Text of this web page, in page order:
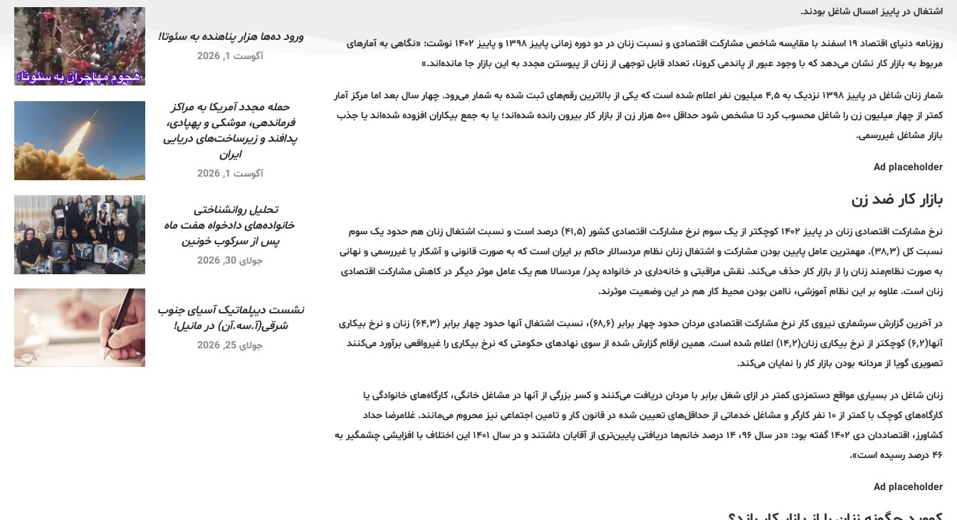
اشتغال در پاییز امسال شاغل بودند.
روزنامه دنیای اقتصاد ۱۹ اسفند با مقایسه شاخص مشارکت اقتصادی و نسبت زنان در دو دوره زمانی پاییز ۱۳۹۸ و پاییز ۱۴۰۲ نوشت: «نگاهی به آمار‌های
مربوط به بازار کار نشان می‌دهد که با وجود عبور از پاندمی کرونا، تعداد قابل توجهی از زنان از پیوستن مجدد به این بازار جا مانده‌اند.»
شمار زنان شاغل در پاییز ۱۳۹۸ نزدیک به ۴٬۵ میلیون نفر اعلام شده است که یکی از بالاترین رقم‌های ثبت شده به شمار می‌رود. چهار سال بعد اما مرکز آمار
کمتر از چهار میلیون زن را شاغل محسوب کرد تا مشخص شود حداقل ۵۰۰ هزار زن از بازار کار بیرون رانده شده‌اند؛ یا به جمع بیکاران افزوده شده‌اند یا جذب
بازار مشاغل غیررسمی.
Ad placeholder
بازار کار ضد زن
نرخ مشارکت اقتصادی زنان در پاییز ۱۴۰۲ کوچکتر از یک سوم نرخ مشارکت اقتصادی کشور (۴۱٬۵) درصد است و نسبت اشتغال زنان هم حدود یک سوم
نسبت کل (۳۸٬۳). مهمترین عامل پایین بودن مشارکت و اشتغال زنان نظام مردسالار حاکم بر ایران است که به صورت قانونی و آشکار یا غیررسمی و نهانی
به صورت نظام‌مند زنان را از بازار کار حذف می‌کند. نقش مراقبتی و خانه‌داری در خانواده پدر/ مردسالا هم یک عامل موثر دیگر در کاهش مشارکت اقتصادی
زنان است. علاوه بر این نظام آموزشی، ناامن بودن محیط کار هم در این وضعیت موثرند.
در آخرین گزارش سرشماری نیروی کار نرخ مشارکت اقتصادی مردان حدود چهار برابر (۶۸٬۶)، نسبت اشتغال آنها حدود چهار برابر (۶۴٬۳) زنان و نرخ بیکاری
آنها(۶٬۲) کوچکتر از نرخ بیکاری زنان(۱۴٬۲) اعلام شده است. همین ارقام گزارش شده از سوی نهادهای حکومتی که نرخ بیکاری را غیرواقعی برآورد می‌کنند
تصویری گویا از مردانه بودن بازار کار را نمایان می‌کند.
زنان شاغل در بسیاری مواقع دستمزدی کمتر در ازای شغل برابر با مردان دریافت می‌کنند و کسر بزرگی از آنها در مشاغل خانگی، کارگاه‌های خانوادگی یا
کارگاه‌های کوچک با کمتر از ۱۰ نفر کارگر و مشاغل خدماتی از حداقل‌های تعیین شده در قانون کار و تامین اجتماعی نیز محروم می‌مانند. غلامرضا حداد
کشاورز، اقتصاددان دی ۱۴۰۲ گفته بود: «در سال ۹۶، ۱۴ درصد خانم‌ها دریافتی پایین‌تری از آقایان داشتند و در سال ۱۴۰۱ این اختلاف با افزایشی چشمگیر به
۴۶ درصد رسیده است».
Ad placeholder
ورود ده‌ها هزار پناهنده به سئوتا!
آگوست 1, 2026
حمله مجدد آمریکا به مراکز
فرماندهی، موشکی و پهپادی،
پدافند و زیرساخت‌های دریایی
ایران
آگوست 1, 2026
تحلیل روانشناختی
خانواده‌های دادخواه هفت ماه
پس از سرکوب خونین
جولای 30, 2026
نشست دیپلماتیک آسیای جنوب
شرقی‌(آ.سه.آن) در مانیل!
جولای 25, 2026